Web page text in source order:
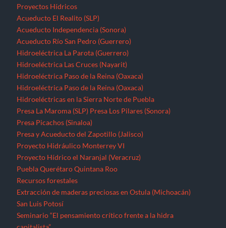
Proyectos Hídricos
Acueducto El Realito (SLP)
Acueducto Independencia (Sonora)
Acueducto Río San Pedro (Guerrero)
Hidroeléctrica La Parota (Guerrero)
Hidroeléctrica Las Cruces (Nayarit)
Hidroeléctrica Paso de la Reina (Oaxaca)
Hidroeléctrica Paso de la Reina (Oaxaca)
Hidroeléctricas en la Sierra Norte de Puebla
Presa La Maroma (SLP) Presa Los Pilares (Sonora)
Presa Picachos (Sinaloa)
Presa y Acueducto del Zapotillo (Jalisco)
Proyecto Hidráulico Monterrey VI
Proyecto Hídrico el Naranjal (Veracruz)
Puebla Querétaro Quintana Roo
Recursos forestales
Extracción de maderas preciosas en Ostula (Michoacán)
San Luis Potosí
Seminario “El pensamiento crítico frente a la hidra